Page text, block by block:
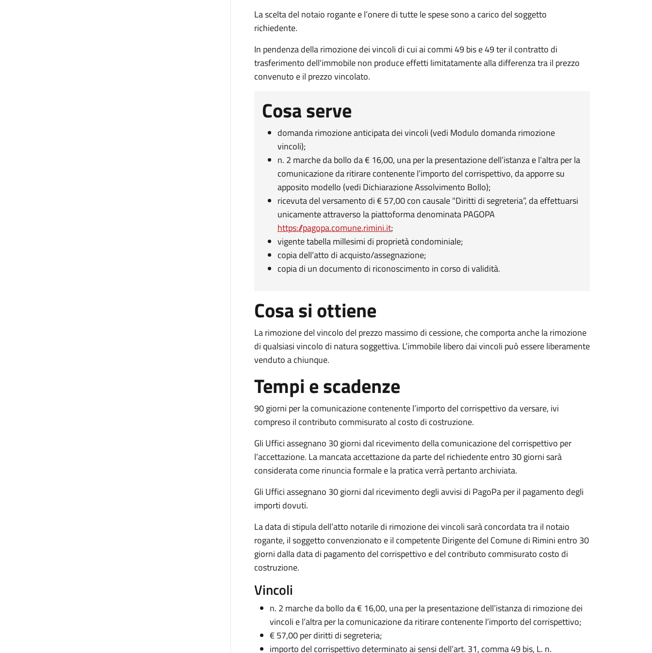
La scelta del notaio rogante e l’onere di tutte le spese sono a carico del soggetto
richiedente.
In pendenza della rimozione dei vincoli di cui ai commi 49 bis e 49 ter il contratto di
trasferimento dell'immobile non produce effetti limitatamente alla differenza tra il prezzo
convenuto e il prezzo vincolato.
Cosa serve
domanda rimozione anticipata dei vincoli (vedi Modulo domanda rimozione
vincoli);
n. 2 marche da bollo da € 16,00, una per la presentazione dell’istanza e l’altra per la
comunicazione da ritirare contenente l’importo del corrispettivo, da apporre su
apposito modello (vedi Dichiarazione Assolvimento Bollo);
ricevuta del versamento di € 57,00 con causale "Diritti di segreteria”, da effettuarsi
unicamente attraverso la piattoforma denominata PAGOPA
https://pagopa.comune.rimini.it;
vigente tabella millesimi di proprietà condominiale;
copia dell’atto di acquisto/assegnazione;
copia di un documento di riconoscimento in corso di validità.
Cosa si ottiene
La rimozione del vincolo del prezzo massimo di cessione, che comporta anche la rimozione
di qualsiasi vincolo di natura soggettiva. L’immobile libero dai vincoli può essere liberamente
venduto a chiunque.
Tempi e scadenze
90 giorni per la comunicazione contenente l’importo del corrispettivo da versare, ivi
compreso il contributo commisurato al costo di costruzione.
Gli Uffici assegnano 30 giorni dal ricevimento della comunicazione del corrispettivo per
l’accettazione. La mancata accettazione da parte del richiedente entro 30 giorni sarà
considerata come rinuncia formale e la pratica verrà pertanto archiviata.
Gli Uffici assegnano 30 giorni dal ricevimento degli avvisi di PagoPa per il pagamento degli
importi dovuti.
La data di stipula dell’atto notarile di rimozione dei vincoli sarà concordata tra il notaio
rogante, il soggetto convenzionato e il competente Dirigente del Comune di Rimini entro 30
giorni dalla data di pagamento del corrispettivo e del contributo commisurato costo di
costruzione.
Vincoli
n. 2 marche da bollo da € 16,00, una per la presentazione dell’istanza di rimozione dei
vincoli e l’altra per la comunicazione da ritirare contenente l’importo del corrispettivo;
€ 57,00 per diritti di segreteria;
importo del corrispettivo determinato ai sensi dell’art. 31, comma 49 bis, L. n.